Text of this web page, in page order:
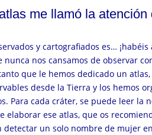
me llamó la
y cartografiados es…
nos cansamos de observar
que le hemos dedicado un
desde la Tierra y los hemos
Para cada cráter, se puede leer la
elaborar ese atlas, que os
un solo nombre de mujer